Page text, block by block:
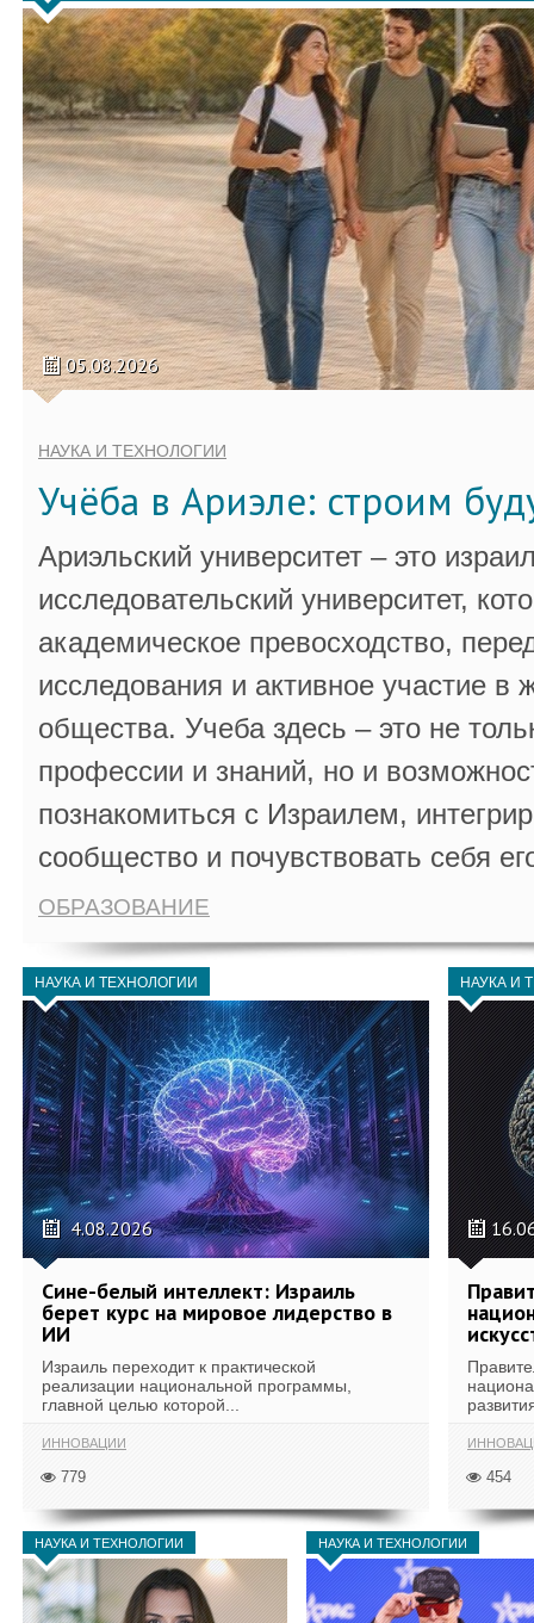
05.08.2026
НАУКА И ТЕХНОЛОГИИ
Учёба в Ариэле: строим
Ариэльский университет – это
исследовательский университет,
академическое превосходство,
исследования и активное участие в
общества. Учеба здесь – это не
профессии и знаний, но и
познакомиться с Израилем,
сообщество и почувствовать себя
ОБРАЗОВАНИЕ
НАУКА И ТЕХНОЛОГИИ
4.08.2026
Сине-белый интеллект: Израиль
берет курс на мировое лидерство в
ИИ
Израиль переходит к практической
реализации национальной программы,
главной целью которой...
ИННОВАЦИИ
779
НАУКА И
454
НАУКА И ТЕХНОЛОГИИ НАУКА И ТЕХНОЛОГИИ